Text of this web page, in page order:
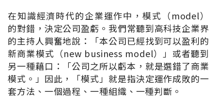
在知識經濟時代的企業運作中，模式（model）
的對錯，決定公司盈虧。我們常聽到高科技企業界
的主持人興奮地說：「本公司已經找到可以盈利的
新商業模式（new business model）」或者聽到
另一種藉口：「公司之所以虧本，就是選錯了商業
模式。」因此，「模式」就是指決定運作成敗的一
套方法、一個過程、一種組織、一種判斷。